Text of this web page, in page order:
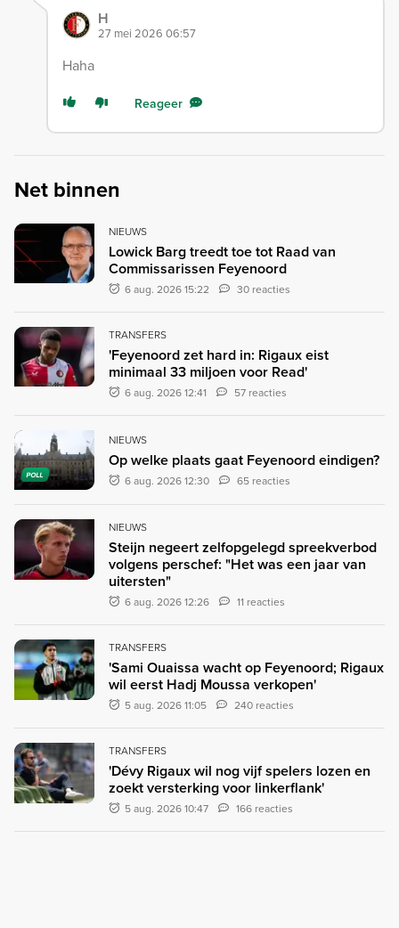
H
27 mei 2026 06:57
Haha
Reageer
Net binnen
NIEUWS
Lowick Barg treedt toe tot Raad van
Commissarissen Feyenoord
6 aug. 2026 15:22 30 reacties
TRANSFERS
'Feyenoord zet hard in: Rigaux eist
minimaal 33 miljoen voor Read'
6 aug. 2026 12:41 57 reacties
POLL
NIEUWS
Op welke plaats gaat Feyenoord eindigen?
6 aug. 2026 12:30 65 reacties
NIEUWS
Steijn negeert zelfopgelegd spreekverbod
volgens perschef: "Het was een jaar van
uitersten"
6 aug. 2026 12:26 11 reacties
TRANSFERS
'Sami Ouaissa wacht op Feyenoord; Rigaux
wil eerst Hadj Moussa verkopen'
5 aug. 2026 11:05 240 reacties
TRANSFERS
'Dévy Rigaux wil nog vijf spelers lozen en
zoekt versterking voor linkerflank'
5 aug. 2026 10:47 166 reacties